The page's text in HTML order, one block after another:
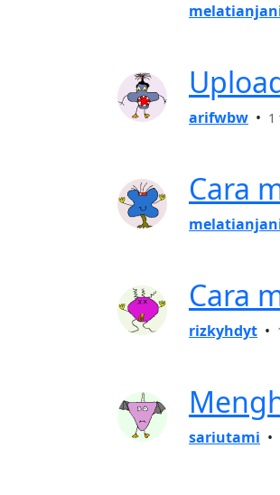
arifwbw • 1
Cara
Cara
rizkyhdyt •
sariutami •